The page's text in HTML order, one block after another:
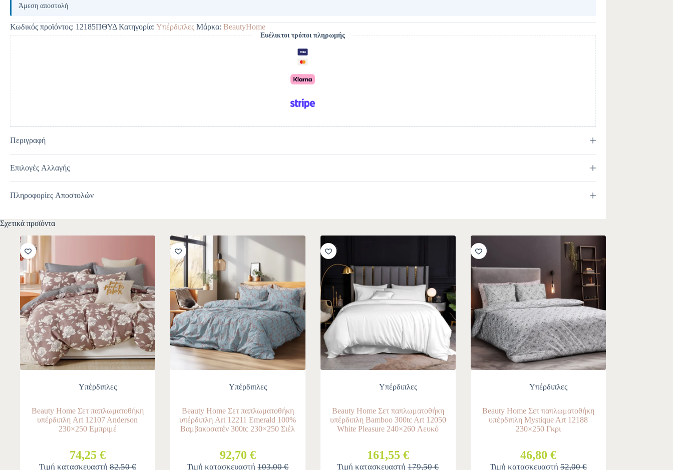
e
r
n
a
t
i
v
e
:
Άμεση αποστολή
Κωδικός προϊόντος: 12185ΠΘΥΔ Κατηγορία: Υπέρδιπλες Μάρκα: BeautyHome
Ευέλικτοι τρόποι πληρωμής
Περιγραφή
Επιλογές Αλλαγής
Πληροφορίες Αποστολών
Σχετικά προϊόντα
-10%
Υπέρδιπλες
Beauty Home Σετ παπλωματοθήκη
υπέρδιπλη Art 12107 Anderson
230×250 Εμπριμέ
74,25 €
Τιμή κατασκευαστή 82,50 €
-10%
Υπέρδιπλες
Beauty Home Σετ παπλωματοθήκη
υπέρδιπλη Art 12211 Emerald 100%
Βαμβακοσατέν 300tc 230×250 Σιέλ
92,70 €
Τιμή κατασκευαστή103,00 €
-10%
Υπέρδιπλες
Beauty Home Σετ παπλωματοθήκη
υπέρδιπλη Bamboo 300tc Art 12050
White Pleasure 240×260 Λευκό
161,55 €
Τιμή κατασκευαστή179,50 €
-10%
Υπέρδιπλες
Beauty Home Σετ παπλωματοθήκη
υπέρδιπλη Mystique Art 12188
230×250 Γκρι
46,80 €
Τιμή κατασκευαστή52,00 €